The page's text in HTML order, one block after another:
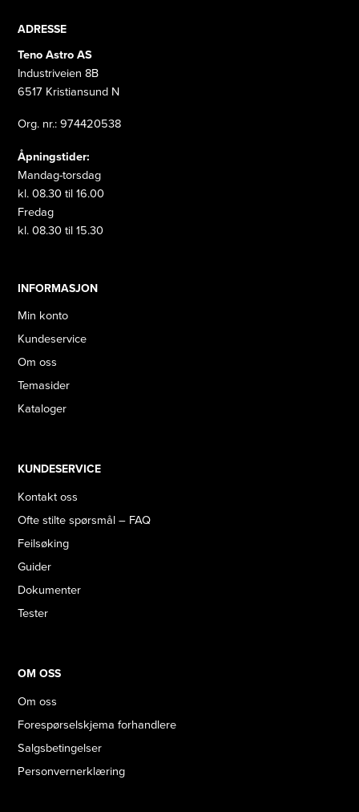
ADRESSE
Teno Astro AS
Industriveien 8B
6517 Kristiansund N
Org. nr.: 974420538
Åpningstider:
Mandag-torsdag
kl. 08.30 til 16.00
Fredag
kl. 08.30 til 15.30
INFORMASJON
Min konto
Kundeservice
Om oss
Temasider
Kataloger
KUNDESERVICE
Kontakt oss
Ofte stilte spørsmål – FAQ
Feilsøking
Guider
Dokumenter
Tester
OM OSS
Om oss
Forespørselskjema forhandlere
Salgsbetingelser
Personvernerklæring